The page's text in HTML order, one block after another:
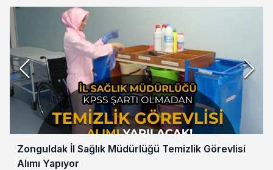
Zonguldak İl Sağlık Müdürlüğü Temizlik Görevlisi
Alımı Yapıyor